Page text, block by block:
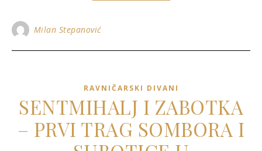
Milan Stepanović
RAVNIČARSKI DIVANI
SENTMIHALJ I ZABOTKA
– PRVI TRAG SOMBORA I